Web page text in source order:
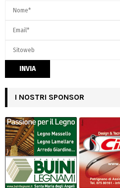
I NOSTRI SPONSOR